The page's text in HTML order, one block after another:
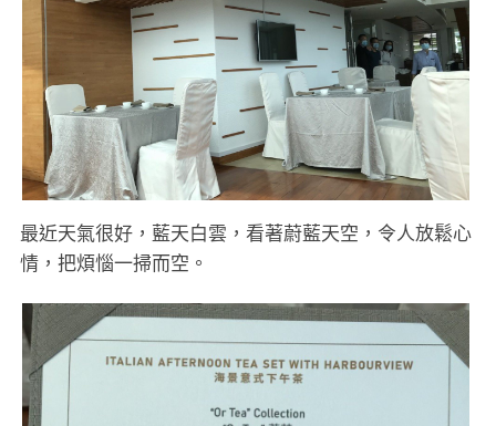
最近天氣很好，藍天白雲，看著蔚藍天空，令人放鬆心
情，把煩惱一掃而空。